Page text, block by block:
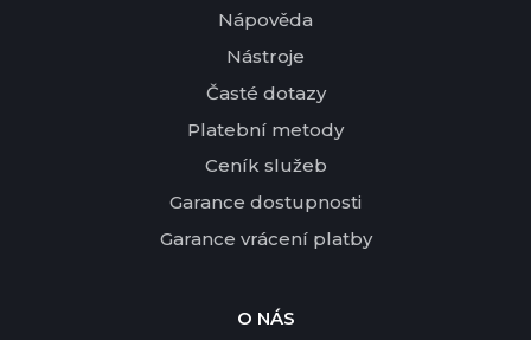
Nápověda
Nástroje
Časté dotazy
Platební metody
Ceník služeb
Garance dostupnosti
Garance vrácení platby
O NÁS